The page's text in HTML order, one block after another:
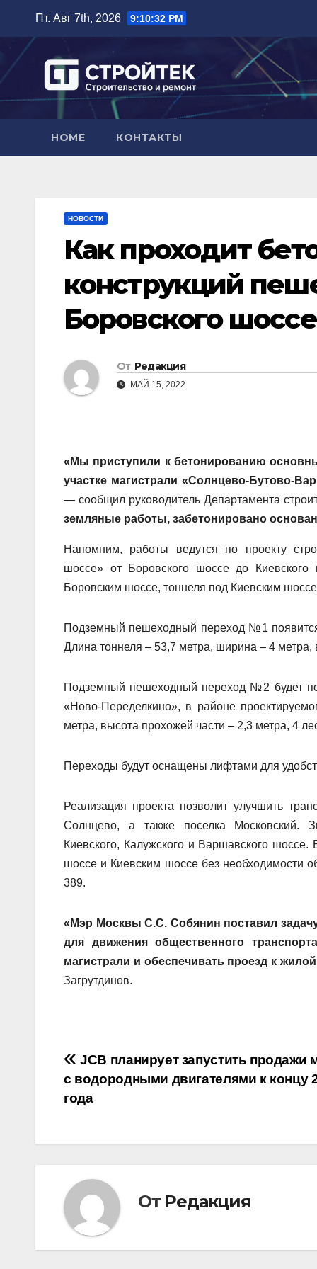
содержимому
Пт. Авг 7th, 2026 9:10:33 PM
HOME КОНТАКТЫ
НОВОСТИ
Как проходит
конструкций
Боровского шоссе
От Редакция
МАЙ 15, 2022
«Мы приступили к бетонированию
участке магистрали «Солнцево-Бутово-
— сообщил руководитель Департамента
земляные работы, забетонировано
Напомним, работы ведутся по проекту
шоссе» от Боровского шоссе до Киевского
Боровским шоссе, тоннеля под Киевским
Подземный пешеходный переход №1
Длина тоннеля – 53,7 метра, ширина – 4 метра,
Подземный пешеходный переход №2 будет
«Ново-Переделкино», в районе
метра, высота прохожей части – 2,3 метра, 4
Переходы будут оснащены лифтами для
Реализация проекта позволит улучшить
Солнцево, а также поселка Московский.
Киевского, Калужского и Варшавского
шоссе и Киевским шоссе без необходимости
389.
«Мэр Москвы С.С. Собянин поставил
для движения общественного
магистрали и обеспечивать проезд к
Загрутдинов.
Навигация
по
JCB планирует запустить продажи
с водородными двигателями к концу
года
От Редакция